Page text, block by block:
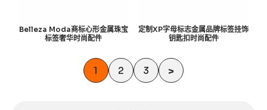
Belleza Moda商标心形金属珠宝
标签奢华时尚配件
定制XP字母标志金属品牌标签挂饰
钥匙扣时尚配件
1 2 3 >